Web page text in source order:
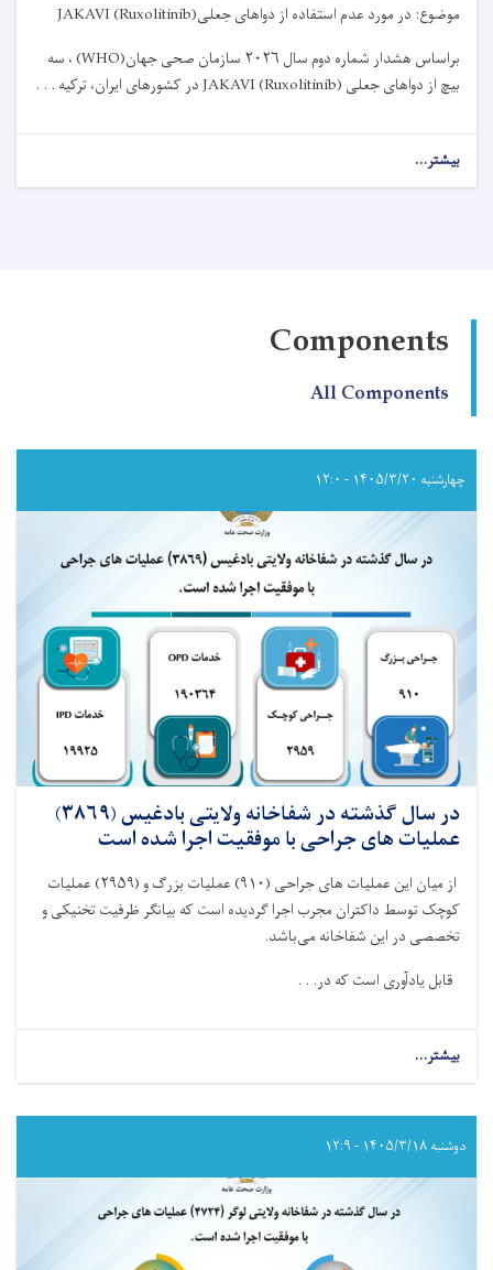
موضوع: در مورد عدم استفاده از دواهای جعلیJAKAVI (Ruxolitinib)
براساس هشدار شماره دوم سال ۲۰۲۶ سازمان صحی جهان(WHO)، سه
بیچ از دواهای جعلی JAKAVI (Ruxolitinib)در کشورهای ایران، ترکیه . . .
بیشتر...
اطلاعیه
Components
All Components
چهارشنبه ۱۴۰۵/۳/۲۰ - ۱۲:۰
در سال گذشته در شفاخانه ولایتی بادغیس (۳۸۶۹)
عملیات های جراحی با موفقیت اجرا شده است
از میان این عملیات های جراحی‌ (۹۱۰) عملیات بزرگ و (۲۹۵۹) عملیات
کوچک توسط داکتران مجرب اجرا گردیده است که بیانگر ظرفیت تخنیکی و
تخصصی در این شفاخانه می‌باشد.
قابل یادآوری است که در. . .
بیشتر...
در
گذشته
در
بادغیس
دوشنبه ۱۴۰۵/۳/۱۸ - ۱۲:۹